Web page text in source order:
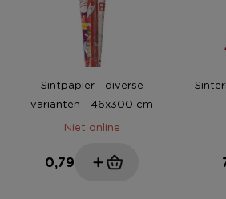
Sintpapier - diverse
varianten - 46x300 cm
Niet online
0,79